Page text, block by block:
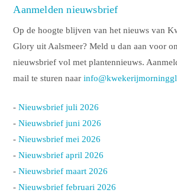
Aanmelden nieuwsbrief
Op de hoogte blijven van het nieuws van
Glory uit Aalsmeer? Meld u dan aan voor
nieuwsbrief vol met plantennieuws.
mail te sturen naar
-Nieuwsbrief juli 2026
-Nieuwsbrief juni 2026
-Nieuwsbrief mei 2026
-Nieuwsbrief april 2026
-Nieuwsbrief maart 2026
-Nieuwsbrief februari 2026